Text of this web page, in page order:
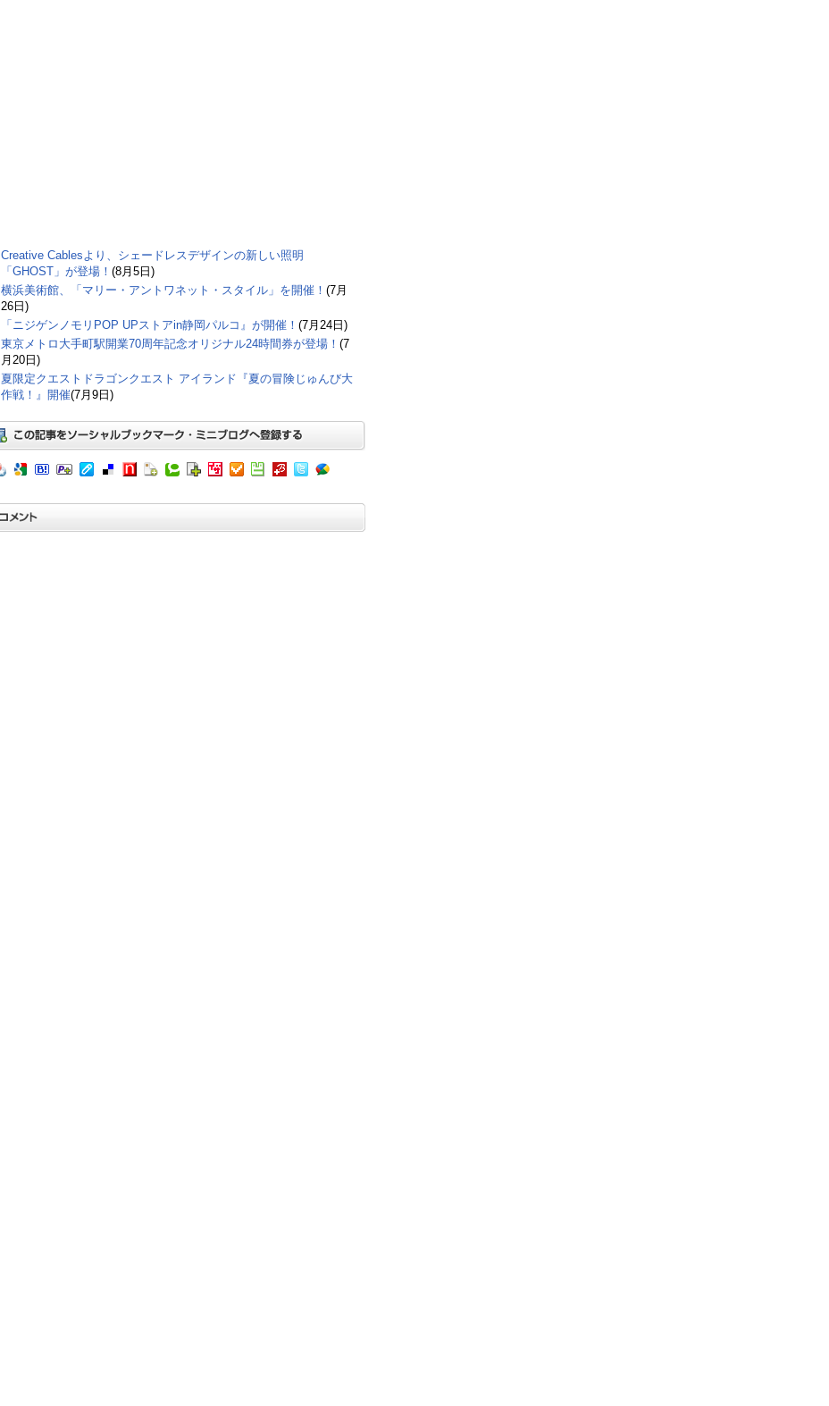
Creative Cablesより、シェードレスデザインの新しい照明
「GHOST」が登場！ (8月5日)
横浜美術館、「マリー・アントワネット・スタイル」を開催！ (7月
26日)
「ニジゲンノモリPOP UPストアin静岡パルコ』が開催！ (7月24日)
東京メトロ大手町駅開業70周年記念オリジナル24時間券が登場！ (7
月20日)
夏限定クエストドラゴンクエスト アイランド『夏の冒険じゅんび大
作戦！』開催(7月9日)